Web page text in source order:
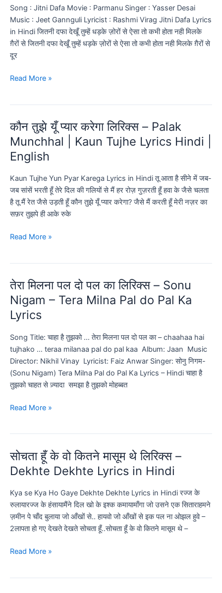
आयेगा
लिरिक्स
–
Apni
Bhi
me
Song : Jitni Dafa Movie : Parmanu Singer : Yasser Desai
Music : Jeet Gannguli Lyricist : Rashmi Virag Jitni Dafa Lyrics
in Hindi जितनी दफा देखूँ तुम्हें धड़के ज़ोरों से ऐसा तो कभी होता नही मिलके
ग़ैरों से जितनी दफा देखूँ तुम्हें धड़के ज़ोरों से ऐसा तो कभी होता नही मिलके ग़ैरों से
दूर
जितनी
लिरिक्स
–
Dafa
Tujhe
Lyrics
|
Read More »
कौन तुझे यूँ प्यार करेगा लिरिक्स – Palak
Munchhal | Kaun Tujhe Lyrics Hindi |
English
Kaun Tujhe Yun Pyar Karega Lyrics in Hindi तू आता है सीने में जब-
जब सांसें भरती हूँ तेरे दिल की गलियों से मैं हर रोज़ गुज़रती हूँ हवा के जैसे चलता
है तू मैं रेत जैसे उड़ती हूँ कौन तुझे यूँ प्यार करेगा? जैसे मैं करती हूँ मेरी नज़र का
सफ़र तुझपे ही आके रुके
कौन
करेगा
लिरिक्स
Palak
Kaun
Tujhe
Lyrics
Hindi
|
Read More »
तेरा मिलना पल दो पल का लिरिक्स – Sonu
Nigam – Tera Milna Pal do Pal Ka
Lyrics
Song Title: चाहा है तुझको … तेरा मिलना पल दो पल का – chaahaa hai
tujhako … teraa milanaa pal do pal kaa Album: Jaan Music
Director: Nikhil Vinay Lyricist: Faiz Anwar Singer: सोनु निगम-
(Sonu Nigam) Tera Milna Pal do Pal Ka Lyrics – Hindi चाहा है
तुझको चाहत से ज़्यादा समझा है तुझको मोहब्बत
तेरा
पल
का
लिरिक्स
–
Sonu
Nigam
–
Milna
Read More »
सोचता हूँ के वो कितने मासूम थे लिरिक्स –
Dekhte Dekhte Lyrics in Hindi
Kya se Kya Ho Gaye Dekhte Dekhte Lyrics in Hindi रज्ज के
रुलायारज्ज के हंसायामैंने दिल खो के इश्क कमायामाँगा जो उसने एक सिताराहमने
ज़मीन पे चाँद बुलाया जो आँखों से.. हायवो जो आँखों से इक पल ना ओझल हुवे –
2लापता हो गए देखते देखते सोचता हूँ..सोचता हूँ के वो कितने मासूम थे –
सोचता
Read More »